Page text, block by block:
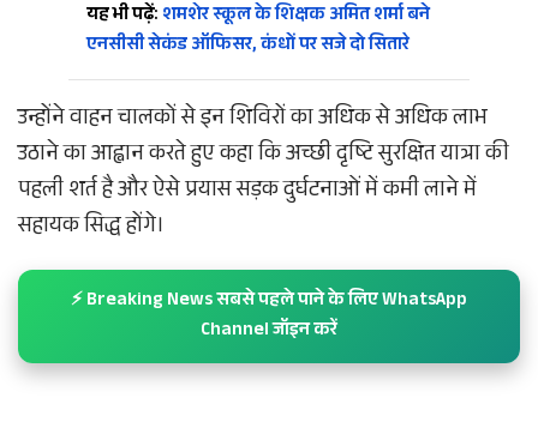
यह भी पढ़ें: शमशेर स्कूल के शिक्षक अमित शर्मा बने
एनसीसी सेकंड ऑफिसर, कंधों पर सजे दो सितारे
उन्होंने वाहन चालकों से इन शिविरों का अधिक से अधिक लाभ
उठाने का आह्वान करते हुए कहा कि अच्छी दृष्टि सुरक्षित यात्रा की
पहली शर्त है और ऐसे प्रयास सड़क दुर्घटनाओं में कमी लाने में
सहायक सिद्ध होंगे।
⚡ Breaking News सबसे पहले पाने के लिए WhatsApp
Channel जॉइन करें